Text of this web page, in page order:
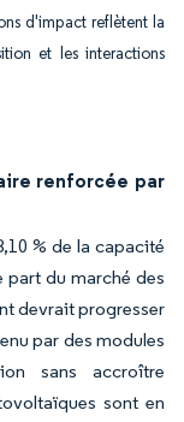
d'impact reflètent la
et les interactions
renforcée par
% de la capacité
part du marché des
devrait progresser
par des modules
sans accroître
sont en